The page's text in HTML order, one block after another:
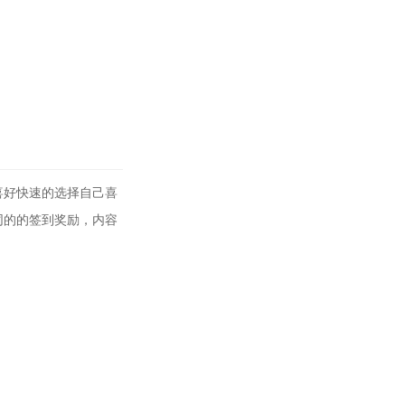
快速的选择自己喜
的签到奖励，内容